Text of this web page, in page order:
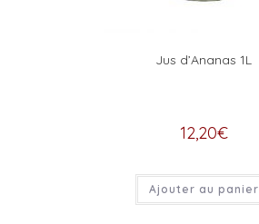
Jus d’Ananas 1L
12,20€
Ajouter au panier